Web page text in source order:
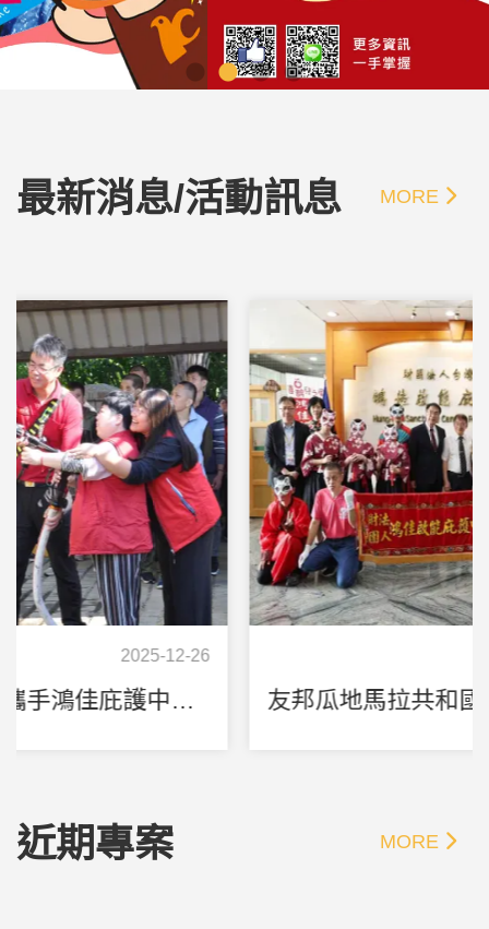
最新消息/活動訊息 MORE
友邦瓜地馬拉共和國第一夫人率團參訪鴻佳啟能庇護中心
近期專案 MORE